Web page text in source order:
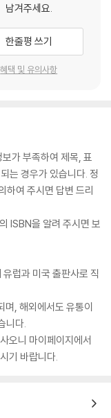
남겨주세요.
한줄평 쓰기
혜택 및 유의사항
가 부족하여 제목, 표
는 경우가 있습니다. 정
하여 주시면 답변 드리
ISBN을 알려 주시면 보
럽과 미국 출판사로 직
며, 해외에서도 유통이
니다.
오니 마이페이지에서
기 바랍니다.